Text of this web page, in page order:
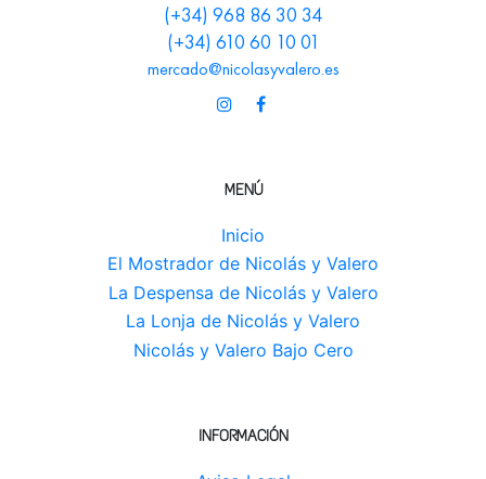
(+34) 968 86 30 34
(+34) 610 60 10 01
mercado@nicolasyvalero.es
MENÚ
Inicio
El Mostrador de Nicolás y Valero
La Despensa de Nicolás y Valero
La Lonja de Nicolás y Valero
Nicolás y Valero Bajo Cero
INFORMACIÓN